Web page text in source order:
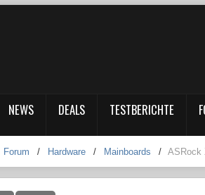
NEWS DEALS TESTBERICHTE
Forum / Hardware / Mainboards / ASRock